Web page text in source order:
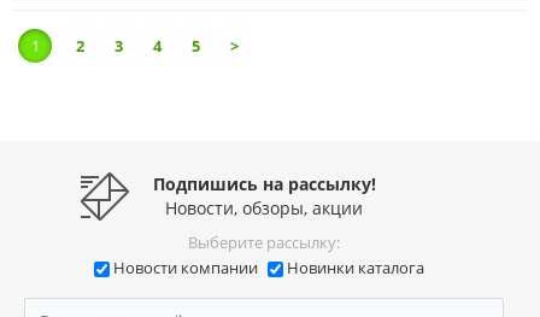
1 2 3 4 5 >
Подпишись на рассылку!
Новости, обзоры, акции
Выберите рассылку:
Новости компании
Новинки каталога